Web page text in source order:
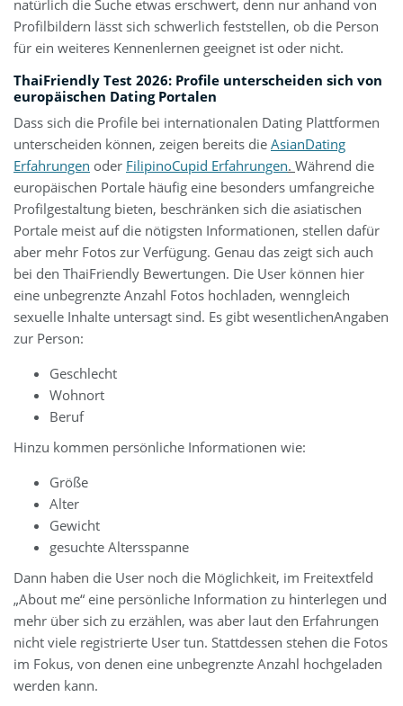
natürlich die Suche etwas erschwert, denn nur anhand von
Profilbildern lässt sich schwerlich feststellen, ob die Person
für ein weiteres Kennenlernen geeignet ist oder nicht.
ThaiFriendly Test 2026: Profile unterscheiden sich von
europäischen Dating Portalen
Dass sich die Profile bei internationalen Dating Plattformen
unterscheiden können, zeigen bereits die AsianDating
Erfahrungen oder FilipinoCupid Erfahrungen. Während die
europäischen Portale häufig eine besonders umfangreiche
Profilgestaltung bieten, beschränken sich die asiatischen
Portale meist auf die nötigsten Informationen, stellen dafür
aber mehr Fotos zur Verfügung. Genau das zeigt sich auch
bei den ThaiFriendly Bewertungen. Die User können hier
eine unbegrenzte Anzahl Fotos hochladen, wenngleich
sexuelle Inhalte untersagt sind. Es gibt wesentlichenAngaben
zur Person:
Geschlecht
Wohnort
Beruf
Hinzu kommen persönliche Informationen wie:
Größe
Alter
Gewicht
gesuchte Altersspanne
Dann haben die User noch die Möglichkeit, im Freitextfeld
„About me“ eine persönliche Information zu hinterlegen und
mehr über sich zu erzählen, was aber laut den Erfahrungen
nicht viele registrierte User tun. Stattdessen stehen die Fotos
im Fokus, von denen eine unbegrenzte Anzahl hochgeladen
werden kann.